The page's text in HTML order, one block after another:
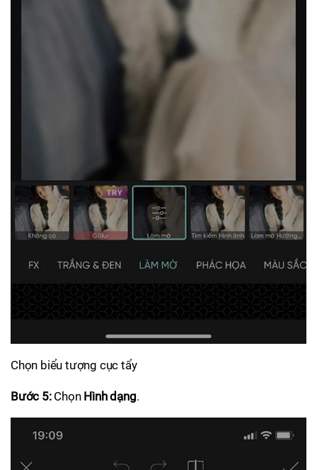
Chọn biểu tượng cục tẩy
Bước 5:Chọn Hình dạng.